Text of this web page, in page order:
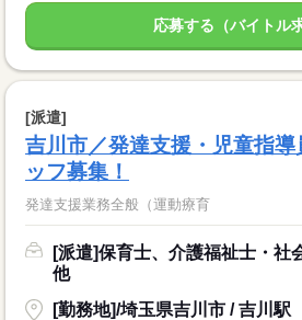
応募する（バイトル
[派遣]
吉川市／発達支援・児童指
ッフ募集！
発達支援業務全般（運動療育
[派遣]保育士、介護福祉士・社
他
[勤務地]/埼玉県吉川市 / 吉川駅